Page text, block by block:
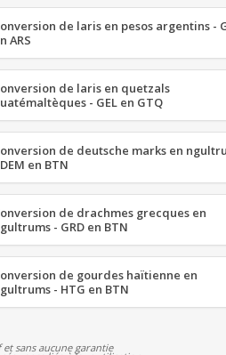
de laris en pesos argentins -
ARS
de laris en quetzals
- GEL en GTQ
de deutsche marks en
en BTN
de drachmes grecques en
- GRD en BTN
de gourdes haïtienne en
- HTG en BTN
sans aucune garantie